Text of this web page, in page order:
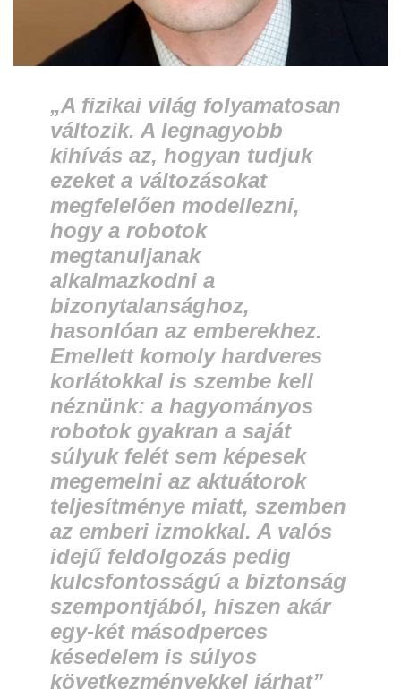
„A fizikai világ folyamatosan
változik. A legnagyobb
kihívás az, hogyan tudjuk
ezeket a változásokat
megfelelően modellezni,
hogy a robotok
megtanuljanak
alkalmazkodni a
bizonytalansághoz,
hasonlóan az emberekhez.
Emellett komoly hardveres
korlátokkal is szembe kell
néznünk: a hagyományos
robotok gyakran a saját
súlyuk felét sem képesek
megemelni az aktuátorok
teljesítménye miatt, szemben
az emberi izmokkal. A valós
idejű feldolgozás pedig
kulcsfontosságú a biztonság
szempontjából, hiszen akár
egy-két másodperces
késedelem is súlyos
következményekkel járhat”